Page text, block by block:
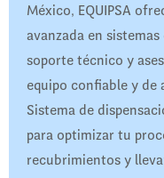
México, EQUIPSA
avanzada en
soporte técnico y
equipo confiable y de
Sistema de
para optimizar tu
recubrimientos y